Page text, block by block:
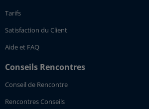
Tarifs
Satisfaction du Client
Aide et FAQ
Conseils Rencontres
Conseil de Rencontre
Rencontres Conseils